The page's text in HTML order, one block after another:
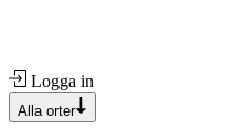
Logga in
Alla orter